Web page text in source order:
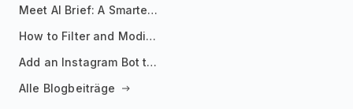
Meet AI Brief: A Smarter Way to Stay on Top of Information
How to Filter and Modify RSS Feeds
Add an Instagram Bot to Your Telegram Channel, Group, or Topic
Alle Blogbeiträge